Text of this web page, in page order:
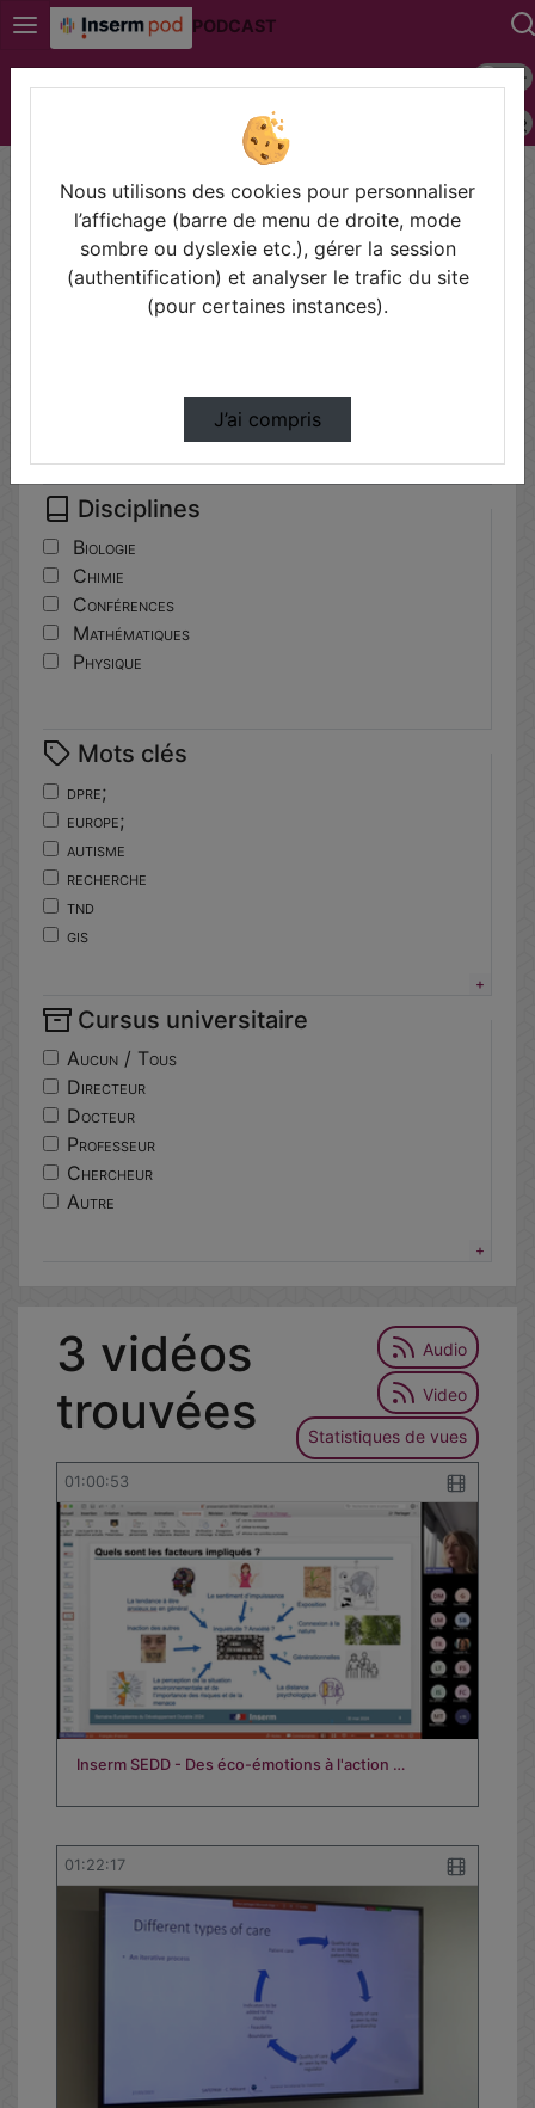
PODCAST
Mode
Police
3 vidéos
trouvées
Audio
Video
Statistiques de vues
01:00:53
Inserm SEDD - Des éco-émotions à l'action …
01:22:17
Filtres
Types
Autre
Disciplines
Biologie
Chimie
Conférences
Mathématiques
Physique
Mots clés
dpre;
europe;
autisme
recherche
tnd
gis
neuro-developpement
translationnelle
centres
lorier
excellence
ethique
responsable
environnementale
Cursus universitaire
Aucun / Tous
Directeur
Docteur
Professeur
Chercheur
Autre
Nous utilisons des cookies pour personnaliser
l’affichage (barre de menu de droite, mode
sombre ou dyslexie etc.), gérer la session
(authentification) et analyser le trafic du site
(pour certaines instances).
J’ai compris